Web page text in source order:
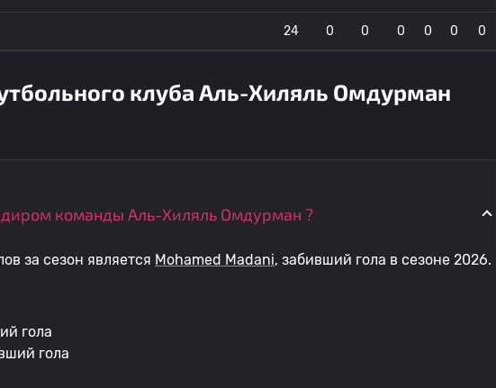
24 0 0 0 0 0 0
клуба Аль-Хиляль Омдурман
команды Аль-Хиляль Омдурман ?
за сезон является Mohamed Madani, забивший гола в сезоне 2026.
гола
гола